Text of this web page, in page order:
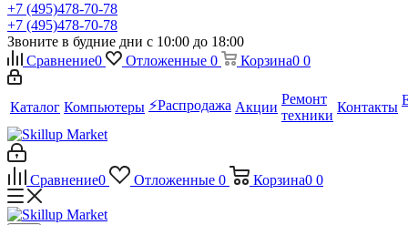
+7 (495)478-70-78
+7 (495)478-70-78
Звоните в будние дни с 10:00 до 18:00
Сравнение0 Отложенные 0 Корзина0 0
Каталог Компьютеры ⚡️Распродажа Акции
Ремонт
техники
Контакты
Сравнение0 Отложенные 0 Корзина0 0